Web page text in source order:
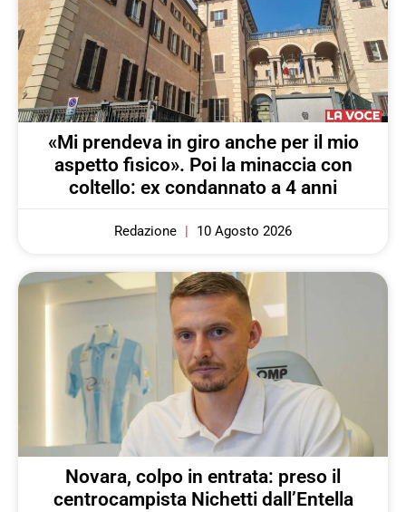
«Mi prendeva in giro anche per il mio
aspetto fisico». Poi la minaccia con
coltello: ex condannato a 4 anni
Redazione 10 Agosto 2026
Novara, colpo in entrata: preso il
centrocampista Nichetti dall’Entella